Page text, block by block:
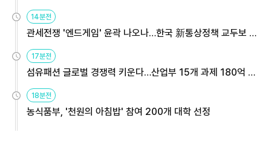
14분전
관세전쟁 '엔드게임' 윤곽 나오나…한국 新통상정책 교두보 활
용해야
17분전
섬유패션 글로벌 경쟁력 키운다…산업부 15개 과제 180억 지
원
18분전
농식품부, '천원의 아침밥' 참여 200개 대학 선정